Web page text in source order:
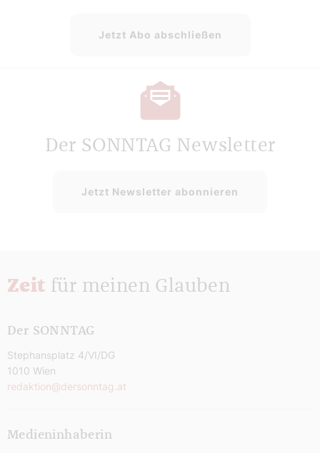
Jetzt Abo abschließen
Der SONNTAG Newsletter
Jetzt Newsletter abonnieren
Zeit für meinen Glauben
Der SONNTAG
Stephansplatz 4/VI/DG
1010 Wien
redaktion@dersonntag.at
Medieninhaberin